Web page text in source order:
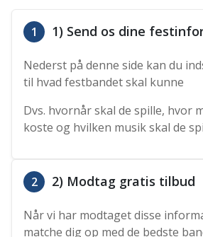
1 1) Send os dine
Nederst på denne side kan du
til hvad festbandet skal kunne
Dvs. hvornår skal de spille, hvor
koste og hvilken musik skal de
2 2) Modtag gratis tilbud
Når vi har modtaget disse
matche dig op med de bedste